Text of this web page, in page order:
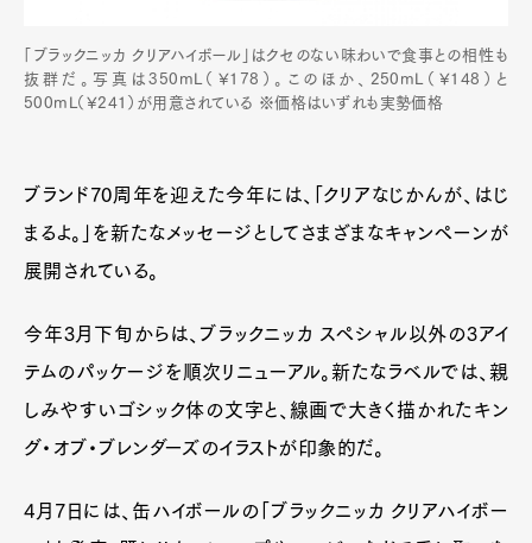
「ブラックニッカ クリアハイボール」はクセのない味わいで食事との相性も
抜群だ。写真は350mL（¥178）。このほか、250mL（¥148）と
500mL（¥241）が用意されている ※価格はいずれも実勢価格
ブランド70周年を迎えた今年には、「クリアなじかんが、はじ
まるよ。」を新たなメッセージとしてさまざまなキャンペーンが
展開されている。
今年3月下旬からは、ブラックニッカ スペシャル以外の3アイ
テムのパッケージを順次リニューアル。新たなラベルでは、親
しみやすいゴシック体の文字と、線画で大きく描かれたキン
グ・オブ・ブレンダーズのイラストが印象的だ。
4月7日には、缶ハイボールの「ブラックニッカ クリアハイボー